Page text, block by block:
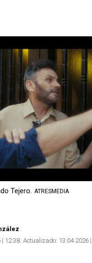
Tejero. ATRESMEDIA
| 12:38 Actualizado: 13.04.2026